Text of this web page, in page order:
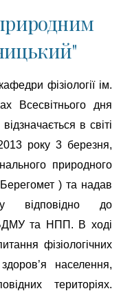
фізіології ім.
Всесвітнього дня
в світі
року 3 березня,
природного
) та надав
відповідно до
БДМУ та НПП. В ході
фізіологічних
населення,
територіях.